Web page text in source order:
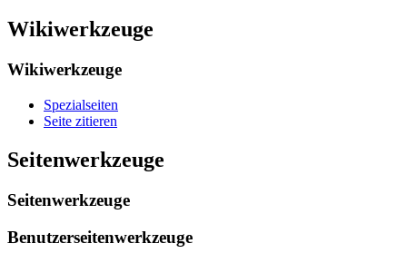
Wikiwerkzeuge
Wikiwerkzeuge
Spezialseiten
Seite zitieren
Seitenwerkzeuge
Seitenwerkzeuge
Benutzerseitenwerkzeuge